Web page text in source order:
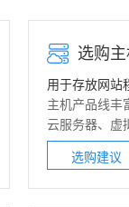
选购
用于存放网站
主机产品线丰
云服务器、 虚
选购建议